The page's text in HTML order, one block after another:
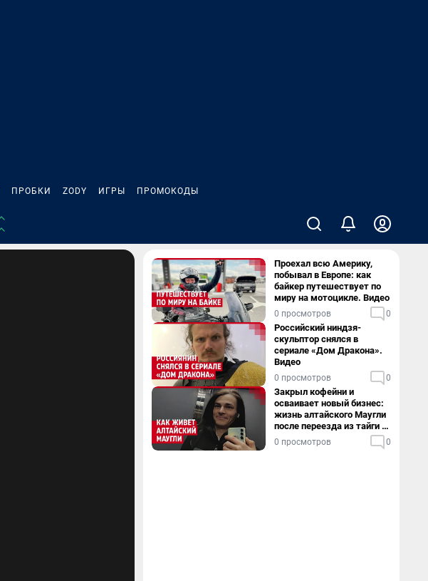
ПРОБКИ ZODY ИГРЫ ПРОМОКОДЫ
Проехал всю Америку,
побывал в Европе: как
байкер путешествует по
миру на мотоцикле. Видео
0 просмотров 0
Российский ниндзя-
скульптор снялся в
сериале «Дом Дракона».
Видео
0 просмотров 0
Закрыл кофейни и
осваивает новый бизнес:
жизнь алтайского Маугли
после переезда из тайги в
столицу
0 просмотров 0